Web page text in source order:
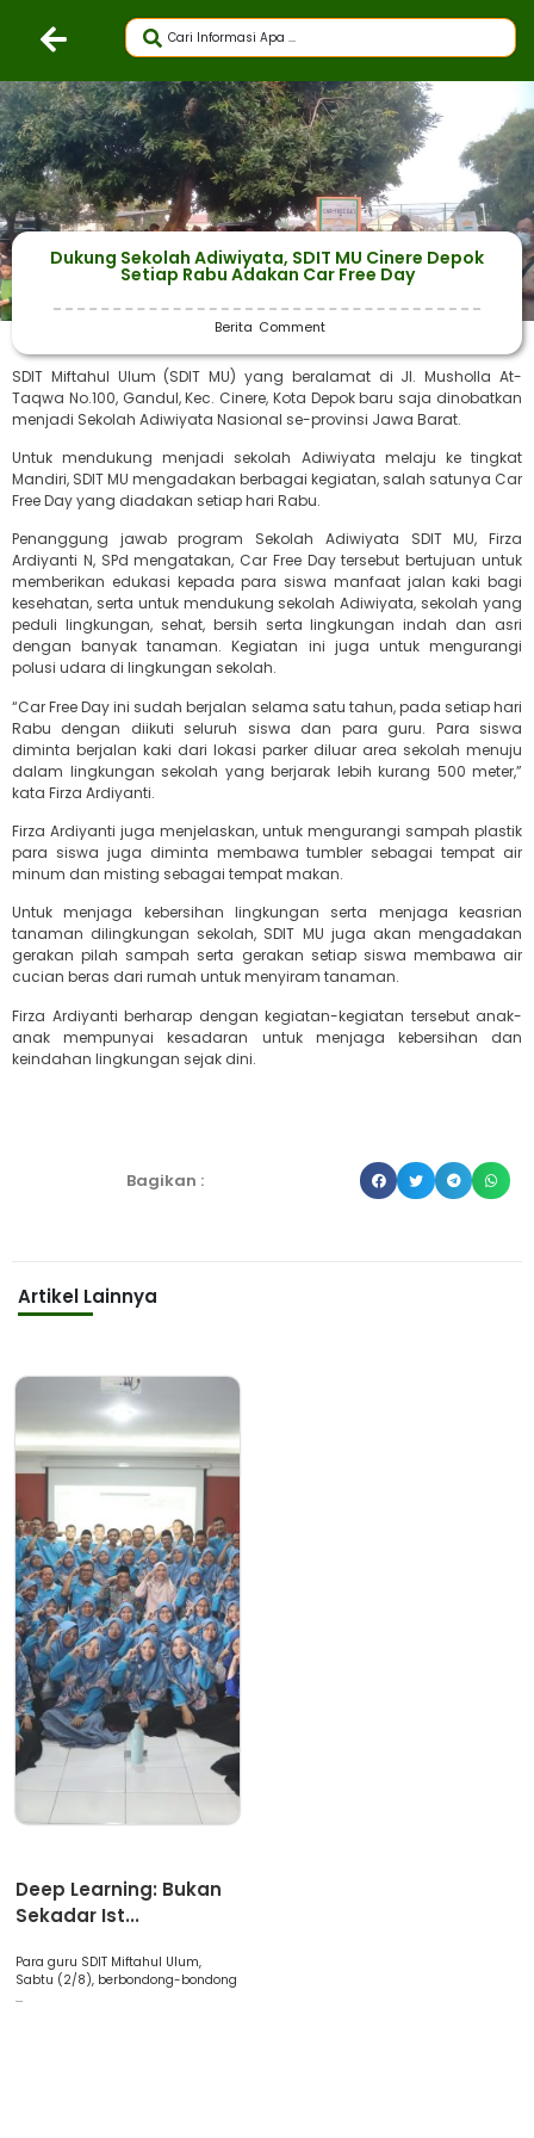
Dukung Sekolah Adiwiyata, SDIT MU Cinere Depok
Setiap Rabu Adakan Car Free Day
Berita Comment
SDIT Miftahul Ulum (SDIT MU) yang beralamat di Jl. Musholla At-
Taqwa No.100, Gandul, Kec. Cinere, Kota Depok baru saja dinobatkan
menjadi Sekolah Adiwiyata Nasional se-provinsi Jawa Barat.
Untuk mendukung menjadi sekolah Adiwiyata melaju ke tingkat
Mandiri, SDIT MU mengadakan berbagai kegiatan, salah satunya Car
Free Day yang diadakan setiap hari Rabu.
Penanggung jawab program Sekolah Adiwiyata SDIT MU, Firza
Ardiyanti N, SPd mengatakan, Car Free Day tersebut bertujuan untuk
memberikan edukasi kepada para siswa manfaat jalan kaki bagi
kesehatan, serta untuk mendukung sekolah Adiwiyata, sekolah yang
peduli lingkungan, sehat, bersih serta lingkungan indah dan asri
dengan banyak tanaman. Kegiatan ini juga untuk mengurangi
polusi udara di lingkungan sekolah.
“Car Free Day ini sudah berjalan selama satu tahun, pada setiap hari
Rabu dengan diikuti seluruh siswa dan para guru. Para siswa
diminta berjalan kaki dari lokasi parker diluar area sekolah menuju
dalam lingkungan sekolah yang berjarak lebih kurang 500 meter,”
kata Firza Ardiyanti.
Firza Ardiyanti juga menjelaskan, untuk mengurangi sampah plastik
para siswa juga diminta membawa tumbler sebagai tempat air
minum dan misting sebagai tempat makan.
Untuk menjaga kebersihan lingkungan serta menjaga keasrian
tanaman dilingkungan sekolah, SDIT MU juga akan mengadakan
gerakan pilah sampah serta gerakan setiap siswa membawa air
cucian beras dari rumah untuk menyiram tanaman.
Firza Ardiyanti berharap dengan kegiatan-kegiatan tersebut anak-
anak mempunyai kesadaran untuk menjaga kebersihan dan
keindahan lingkungan sejak dini.
Bagikan :
Artikel Lainnya
Deep Learning: Bukan
Sekadar Ist...
Para guru SDIT Miftahul Ulum,
Sabtu (2/8), berbondong-bondong
...